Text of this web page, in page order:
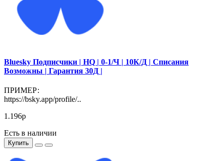
Bluesky Подписчики | HQ | 0-1/Ч | 10К/Д | Списания
Возможны | Гарантия 30Д |
ПРИМЕР:
https://bsky.app/profile/..
1.196р
Есть в наличии
Купить